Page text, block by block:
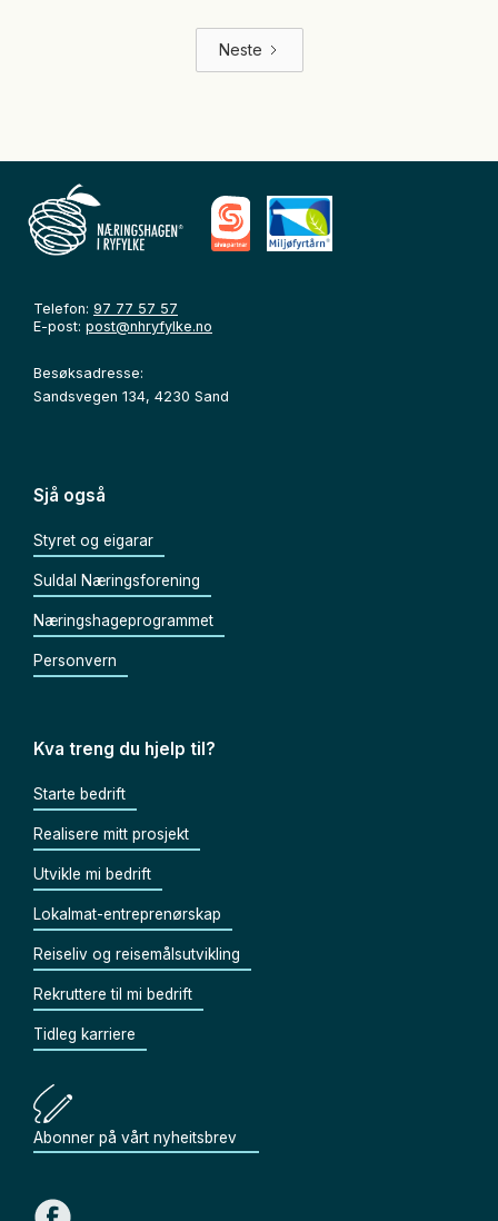
Neste
Telefon: 97 77 57 57
E-post: post@nhryfylke.no
Besøksadresse:
Sandsvegen 134, 4230 Sand
Sjå også
Styret og eigarar
Suldal Næringsforening
Næringshageprogrammet
Personvern
Kva treng du hjelp til?
Starte bedrift
Realisere mitt prosjekt
Utvikle mi bedrift
Lokalmat-entreprenørskap
Reiseliv og reisemålsutvikling
Rekruttere til mi bedrift
Tidleg karriere
Abonner på vårt nyheitsbrev